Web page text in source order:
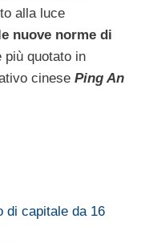
alla luce
nuove norme di
più quotato in
cinese Ping An
di capitale da 16